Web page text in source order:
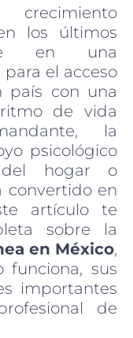
los últimos
en una
el acceso
país con una
de vida
la
psicológico
hogar o
convertido en
artículo te
sobre la
en México,
funciona, sus
importantes
de